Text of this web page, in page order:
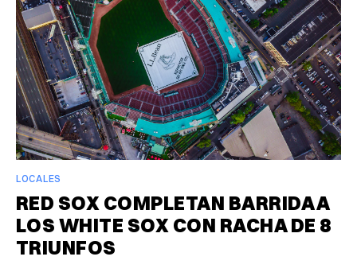
LOCALES
RED SOX COMPLETAN BARRIDA A
LOS WHITE SOX CON RACHA DE 8
TRIUNFOS